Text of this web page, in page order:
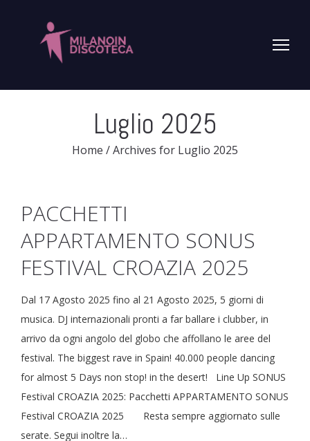
Luglio 2025
Home /Archives for Luglio 2025
PACCHETTI
APPARTAMENTO SONUS
FESTIVAL CROAZIA 2025
Dal 17 Agosto 2025 fino al 21 Agosto 2025, 5 giorni di
musica. DJ internazionali pronti a far ballare i clubber, in
arrivo da ogni angolo del globo che affollano le aree del
festival. The biggest rave in Spain! 40.000 people dancing
for almost 5 Days non stop! in the desert! Line Up SONUS
Festival CROAZIA 2025: Pacchetti APPARTAMENTO SONUS
Festival CROAZIA 2025 Resta sempre aggiornato sulle
serate. Segui inoltre la…